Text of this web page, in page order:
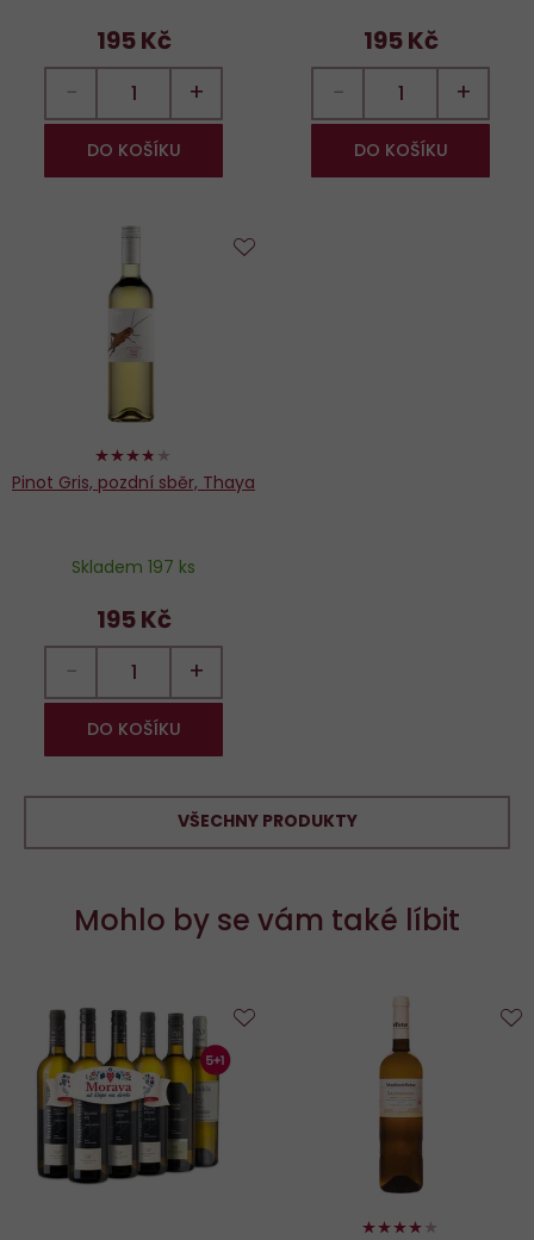
195 Kč
− +
DO KOŠÍKU
195 Kč
− +
DO KOŠÍKU
74%
Pinot Gris, pozdní sběr, Thaya
Skladem 197 ks
195 Kč
− +
DO KOŠÍKU
VŠECHNY PRODUKTY
Mohlo by se vám také líbit
80%